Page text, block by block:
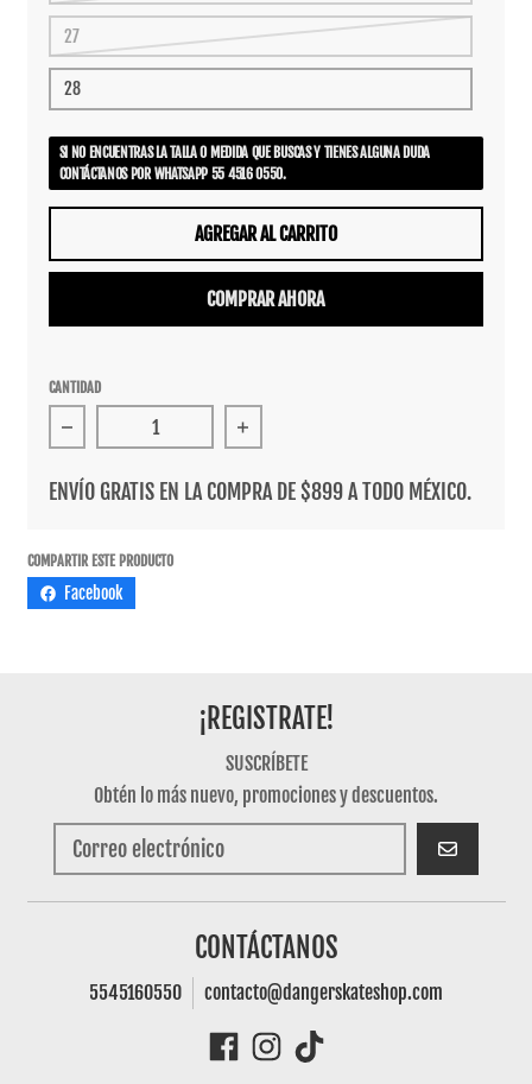
27
28
SI NO ENCUENTRAS LA TALLA O MEDIDA QUE BUSCAS Y TIENES ALGUNA DUDA
CONTÁCTANOS POR WHATSAPP 55 4516 0550.
AGREGAR AL CARRITO
COMPRAR AHORA
CANTIDAD
Reducir cantidad para Tenis Fallen The Fiend Black Tiger
Aumentar cantidad para Tenis
ENVÍO GRATIS EN LA COMPRA DE $899 A TODO MÉXICO.
COMPARTIR ESTE PRODUCTO
Facebook
¡REGISTRATE!
SUSCRÍBETE
Obtén lo más nuevo, promociones y descuentos.
SUSCRIBIRSE
CONTÁCTANOS
5545160550 contacto@dangerskateshop.com